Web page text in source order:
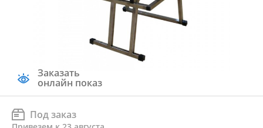
Заказать
онлайн показ
Под заказ